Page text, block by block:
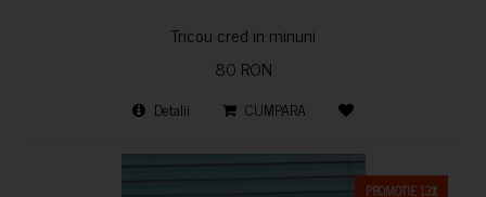
Tricou cred in minuni
80 RON
Detalii CUMPARA
PROMOTIE 13%